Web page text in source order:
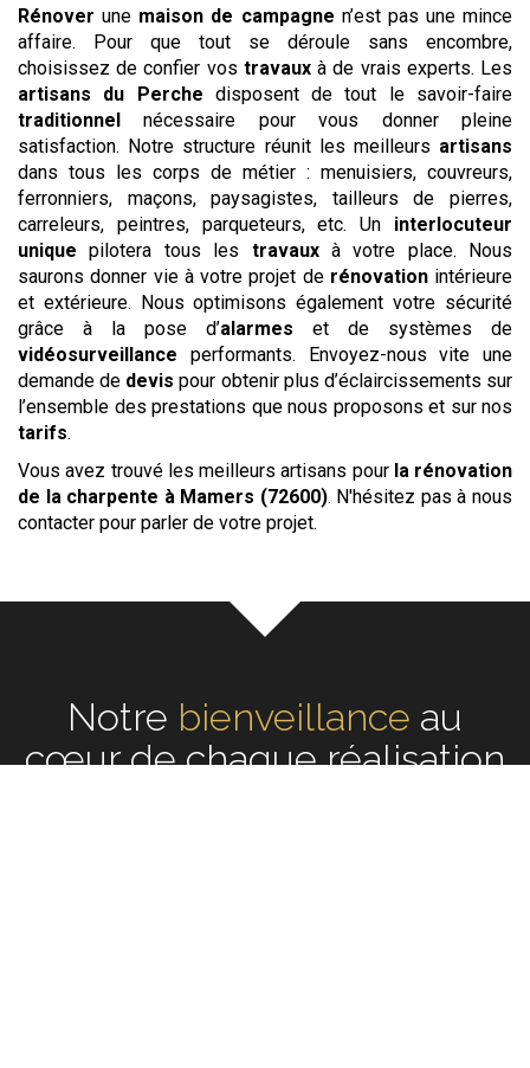
Rénover une maison de campagne n’est pas une mince
affaire. Pour que tout se déroule sans encombre,
choisissez de confier vos travauxà de vrais experts. Les
artisans du Perche disposent de tout le savoir-faire
traditionnel nécessaire pour vous donner pleine
satisfaction. Notre structure réunit les meilleurs artisans
dans tous les corps de métier : menuisiers, couvreurs,
ferronniers, maçons, paysagistes, tailleurs de pierres,
carreleurs, peintres, parqueteurs, etc. Un interlocuteur
unique pilotera tous les travauxà votre place. Nous
saurons donner vie à votre projet de rénovationintérieure
et extérieure. Nous optimisons également votre sécurité
grâce à la pose d’alarmes et de systèmes de
vidéosurveillance performants. Envoyez-nous vite une
demande de devis pour obtenir plus d’éclaircissements sur
l’ensemble des prestations que nous proposons et sur nos
tarifs.
Vous avez trouvé les meilleurs artisans pour la rénovation
de la charpente à Mamers (72600). N'hésitez pas à nous
contacter pour parler de votre projet.
Notreécouteau cœur de
chaque réalisation